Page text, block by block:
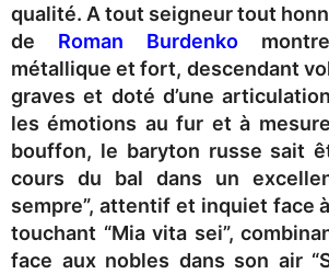
qualité. A tout seigneur tout
de Roman Burdenko
métallique et fort, descendant
graves et doté d’une
les émotions au fur et à
bouffon, le baryton russe sait
cours du bal dans un
sempre”, attentif et inquiet face
touchant “Mia vita sei”,
face aux nobles dans son air